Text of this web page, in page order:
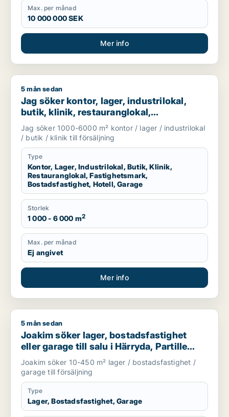
Max. per månad
10 000 000 SEK
Mer info
Jag söker kontor, lager, industrilokal, butik, klinik,
5 mån sedan
Jag söker kontor, lager, industrilokal,
butik, klinik, restauranglokal,
fastighetsmark, bostadsfastighet, hotell
eller garage till salu i Härryda, Partille
eller Öckerö m.fl.
Jag söker 1000-6000 m² kontor / lager / industrilokal
/ butik / klinik till försäljning
Type
Kontor, Lager, Industrilokal, Butik, Klinik,
Restauranglokal, Fastighetsmark,
Bostadsfastighet, Hotell, Garage
Storlek
1 000 - 6 000 m2
Max. per månad
Ej angivet
Mer info
Joakim söker lager, bostadsfastighet eller garage till salu i
5 mån sedan
Joakim söker lager, bostadsfastighet
eller garage till salu i Härryda, Partille
eller Öckerö m.fl.
Joakim söker 10-450 m² lager / bostadsfastighet /
garage till försäljning
Type
Lager, Bostadsfastighet, Garage